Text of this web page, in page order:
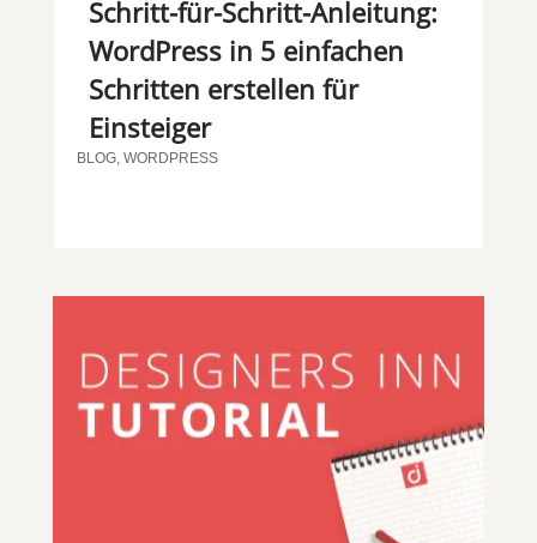
Schritt-für-Schritt-Anleitung:
WordPress in 5 einfachen
Schritten erstellen für
Einsteiger
BLOG, WORDPRESS